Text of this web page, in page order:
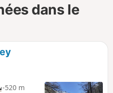
dans le
-520 m